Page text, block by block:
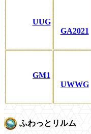
UUG
GA2021
GM1
UWWG
ふわっとリルム